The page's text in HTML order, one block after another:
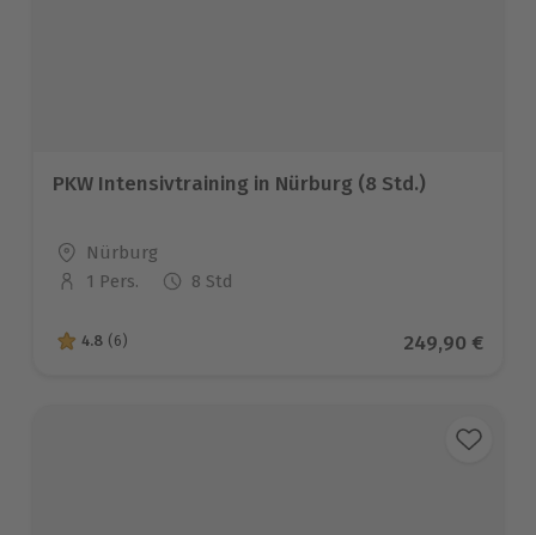
PKW Intensivtraining in Nürburg (8 Std.)
Standort
Nürburg
Anzahl der Teilnehmer
1 Pers. 8 Std
4.8 von 5 Sternen basierend auf 6 Bewertungen
4.8 (6) Aktueller
249,90 €